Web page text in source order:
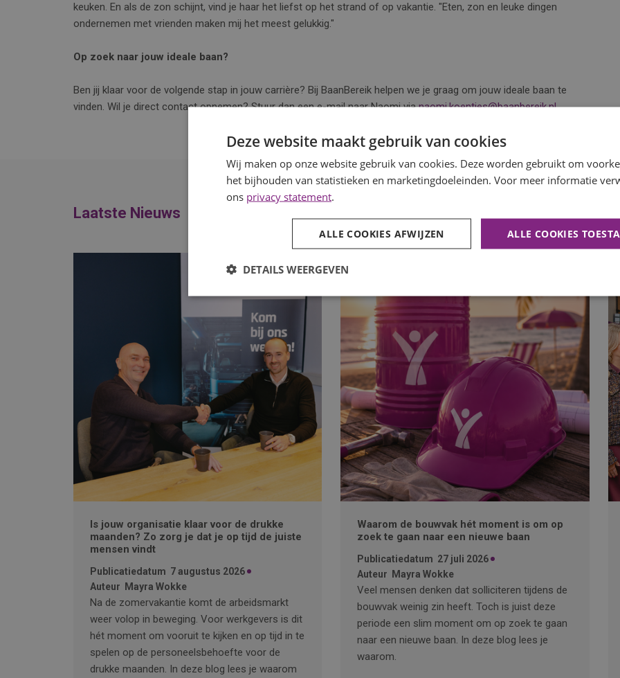
keuken. En als de zon schijnt, vind je haar het liefst op het strand of op vakantie. "Eten, zon en leuke dingen
ondernemen met vrienden maken mij het meest gelukkig."
Op zoek naar jouw ideale baan?
Ben jij klaar voor de volgende stap in jouw carrière? Bij BaanBereik helpen we je graag om jouw ideale baan te
vinden. Wil je direct contact opnemen? Stuur dan een e-mail naar Naomi vianaomi.koentjes@baanbereik.nl.
Laatste Nieuws
Is jouw organisatie klaar voor de drukke
maanden? Zo zorg je dat je op tijd de juiste
mensen vindt
Publicatiedatum 7 augustus 2026
Auteur
Mayra Wokke
Na de zomervakantie komt de arbeidsmarkt
weer volop in beweging. Voor werkgevers is dit
hét moment om vooruit te kijken en op tijd in te
spelen op de personeelsbehoefte voor de
drukke maanden. In deze blog lees je waarom
Waarom de bouwvak hét moment is om op
zoek te gaan naar een nieuwe baan
Publicatiedatum 27 juli 2026
Auteur
Mayra Wokke
Veel mensen denken dat solliciteren tijdens de
bouwvak weinig zin heeft. Toch is juist deze
periode een slim moment om op zoek te gaan
naar een nieuwe baan. In deze blog lees je
waarom.
Deze website maakt gebruik van cookies
Wij maken op onze website gebruik van cookies. Deze worden gebruikt om
het bijhouden van statistieken en marketingdoeleinden. Voor meer informatie
ons privacy statement.
ALLE COOKIES
ALLE COOKIES AFWIJZEN
DETAILS WEERGEVEN